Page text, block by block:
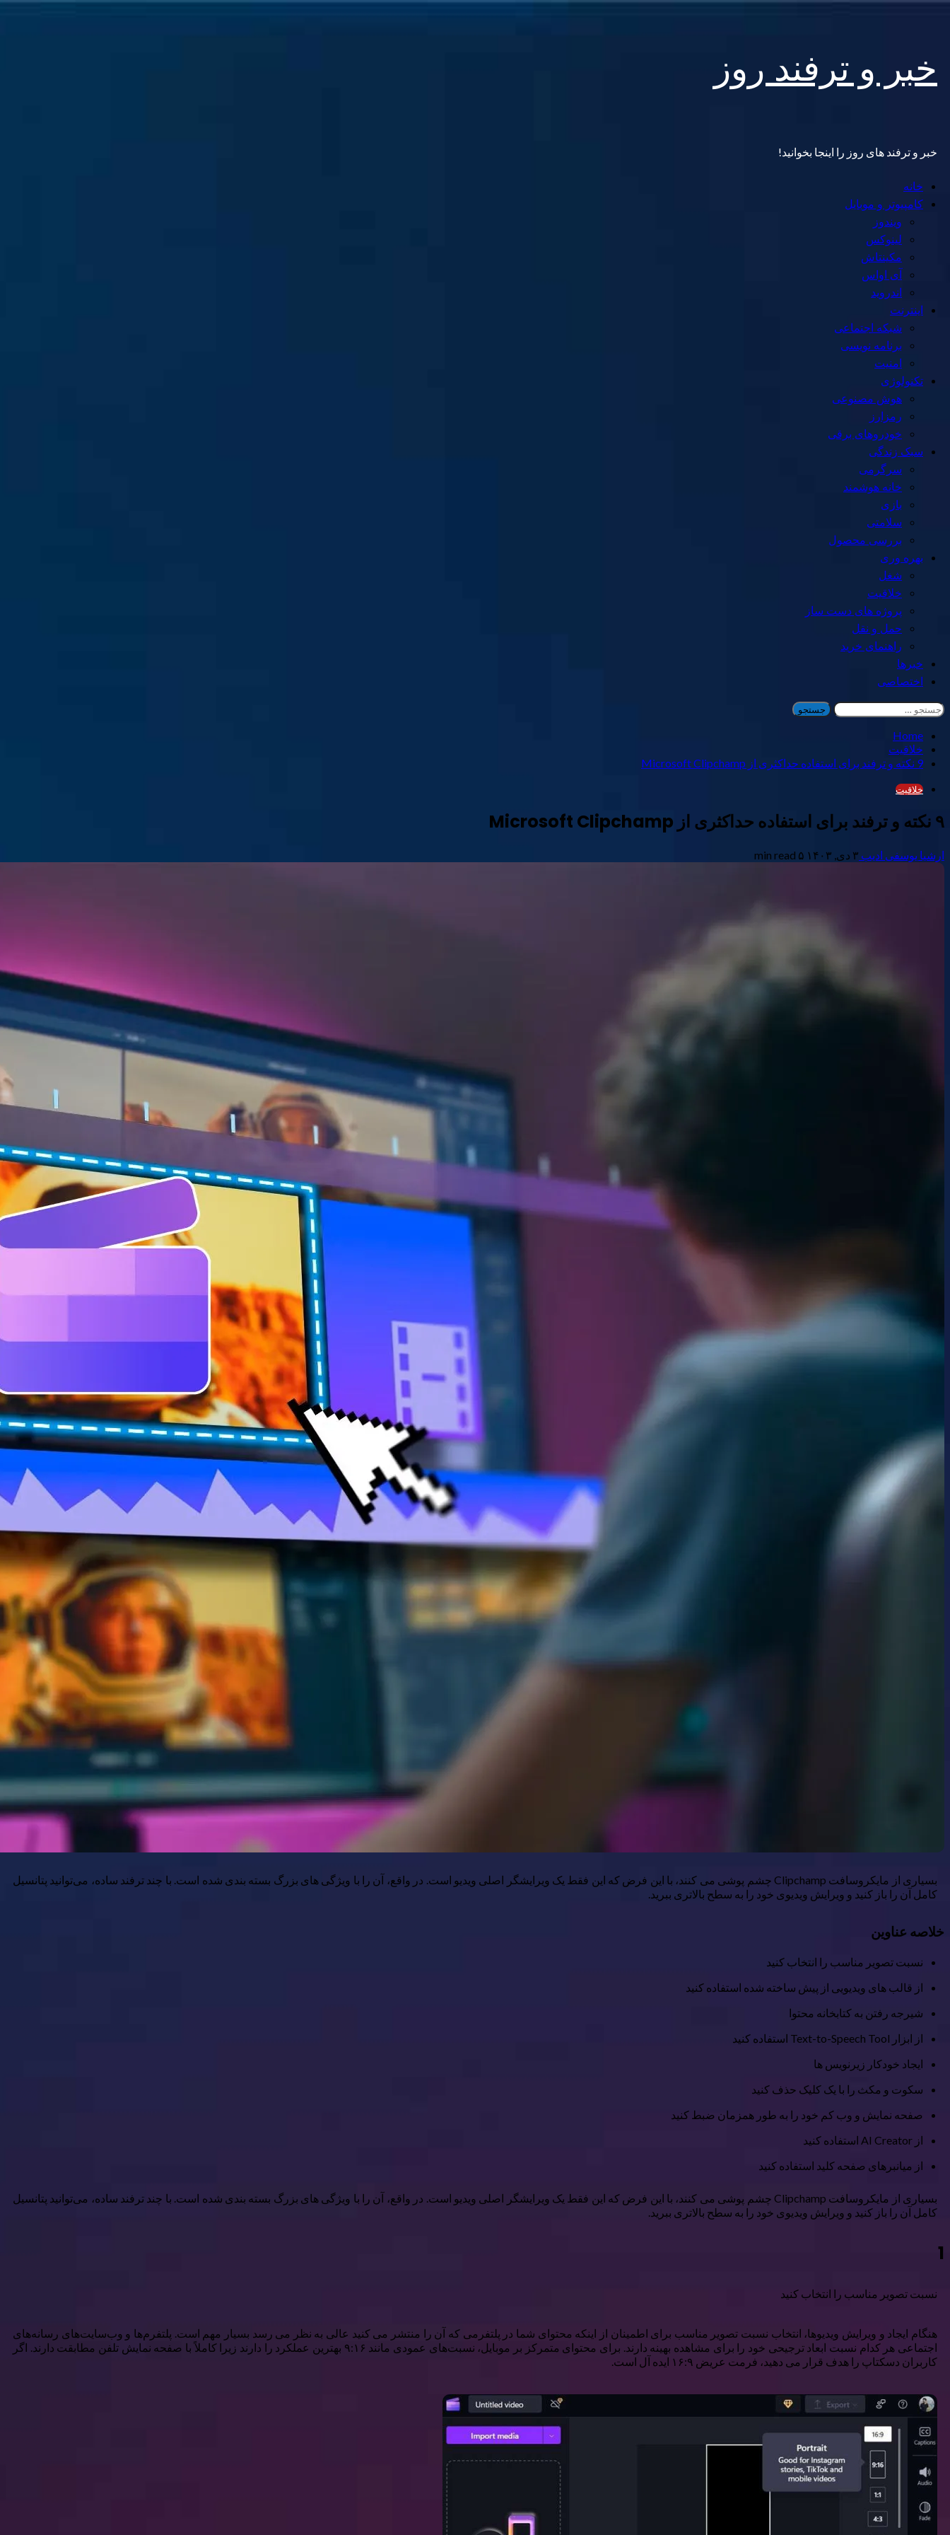
content
خبر و ترفند روز
خبر و ترفند های روز را اینجا بخوانید!
Primary
Menu
خانه
کامپیوتر و موبایل
ویندوز
لینوکس
مکینتاش
آی اواس
اندروید
اینترنت
شبکه اجتماعی
برنامه نویسی
امنیت
تکنولوژی
هوش مصنوعی
رمزارز
خودروهای برقی
سبک زندگی
سرگرمی
خانه هوشمند
بازی
سلامتی
بررسی محصول
بهره وری
شغل
خلاقیت
پروژه های دست ساز
حمل و نقل
راهنمای خرید
خبرها
اختصاصی
جستجو
برای:
Home
خلاقیت
9 نکته و ترفند برای استفاده حداکثری از Microsoft Clipchamp
خلاقیت
۹ نکته و ترفند برای استفاده حداکثری از Microsoft Clipchamp
ارشیا یوسفی ادیب ۳ دی, ۱۴۰۳ ۵ min read
بسیاری از مایکروسافت Clipchamp چشم پوشی می کنند، با این فرض که این فقط یک ویرایشگر اصلی ویدیو است. در واقع، آن را با ویژگی های بزرگ بسته بندی شده است. با چند ترفند ساده، می‌توانید پتانسیل
کامل آن را باز کنید و ویرایش ویدیوی خود را به سطح بالاتری ببرید.
خلاصه عناوین
نسبت تصویر مناسب را انتخاب کنید
از قالب های ویدیویی از پیش ساخته شده استفاده کنید
شیرجه رفتن به کتابخانه محتوا
از ابزار Text-to-Speech Tool استفاده کنید
ایجاد خودکار زیرنویس ها
سکوت و مکث را با یک کلیک حذف کنید
صفحه نمایش و وب کم خود را به طور همزمان ضبط کنید
از AI Creator استفاده کنید
از میانبرهای صفحه کلید استفاده کنید
بسیاری از مایکروسافت Clipchamp چشم پوشی می کنند، با این فرض که این فقط یک ویرایشگر اصلی ویدیو است. در واقع، آن را با ویژگی های بزرگ بسته بندی شده است. با چند ترفند ساده، می‌توانید پتانسیل
کامل آن را باز کنید و ویرایش ویدیوی خود را به سطح بالاتری ببرید.
1
نسبت تصویر مناسب را انتخاب کنید
هنگام ایجاد و ویرایش ویدیوها، انتخاب نسبت تصویر مناسب برای اطمینان از اینکه محتوای شما در پلتفرمی که آن را منتشر می کنید عالی به نظر می رسد بسیار مهم است. پلتفرم‌ها و وب‌سایت‌های رسانه‌های
اجتماعی هر کدام نسبت ابعاد ترجیحی خود را برای مشاهده بهینه دارند. برای محتوای متمرکز بر موبایل، نسبت‌های عمودی مانند ۹:۱۶ بهترین عملکرد را دارند زیرا کاملاً با صفحه نمایش تلفن مطابقت دارند. اگر
کاربران دسکتاپ را هدف قرار می دهید، فرمت عریض ۱۶:۹ ایده آل است.